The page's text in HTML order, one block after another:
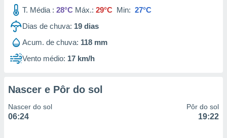
estudos
1199
T. Média : 28°C Máx.: 29°C Min: 27°C
Dias de chuva: 19 dias
Acum. de chuva: 118 mm
Vento médio: 17 km/h
Nascer e Pôr do sol
Nascer do sol
06:24
Pôr do sol
19:22